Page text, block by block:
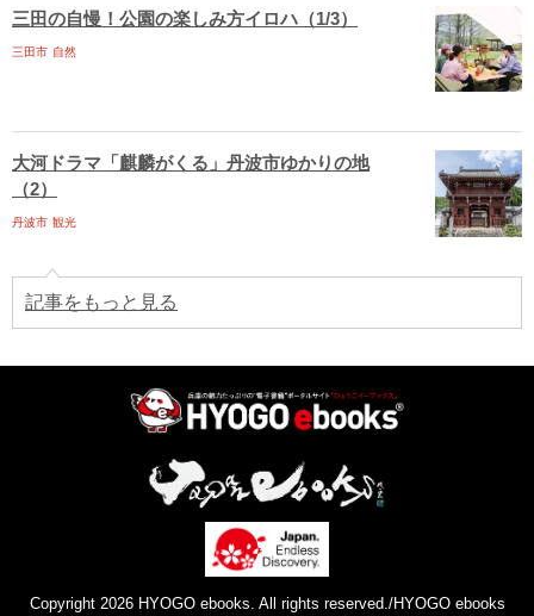
三田の自慢！公園の楽しみ方イロハ（1/3）
三田市 自然
大河ドラマ「麒麟がくる」丹波市ゆかりの地
（2）
丹波市 観光
記事をもっと見る
Copyright 2026 HYOGO ebooks. All rights reserved./HYOGO ebooks